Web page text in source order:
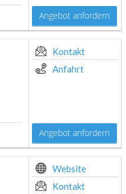
Angebot anfordern
Kontakt
Anfahrt
Angebot anfordern
Website
Kontakt